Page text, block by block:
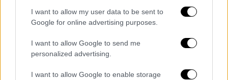
I want to allow my user data to be sent to
Google for online advertising purposes.
I want to allow Google to send me
personalized advertising.
I want to allow Google to enable storage
«Μια σκοτεινή μέρα στην ιστορία
μας» - Συγκλονισμένη η πολιτική
ηγεσία